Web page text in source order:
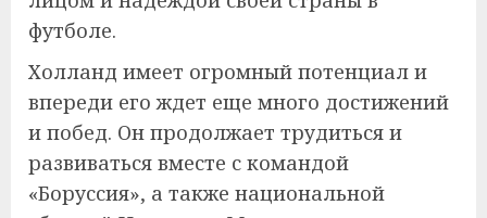
футболе.
Холланд имеет огромный потенциал и
впереди его ждет еще много достижений
и побед. Он продолжает трудиться и
развиваться вместе с командой
«Боруссия», а также национальной